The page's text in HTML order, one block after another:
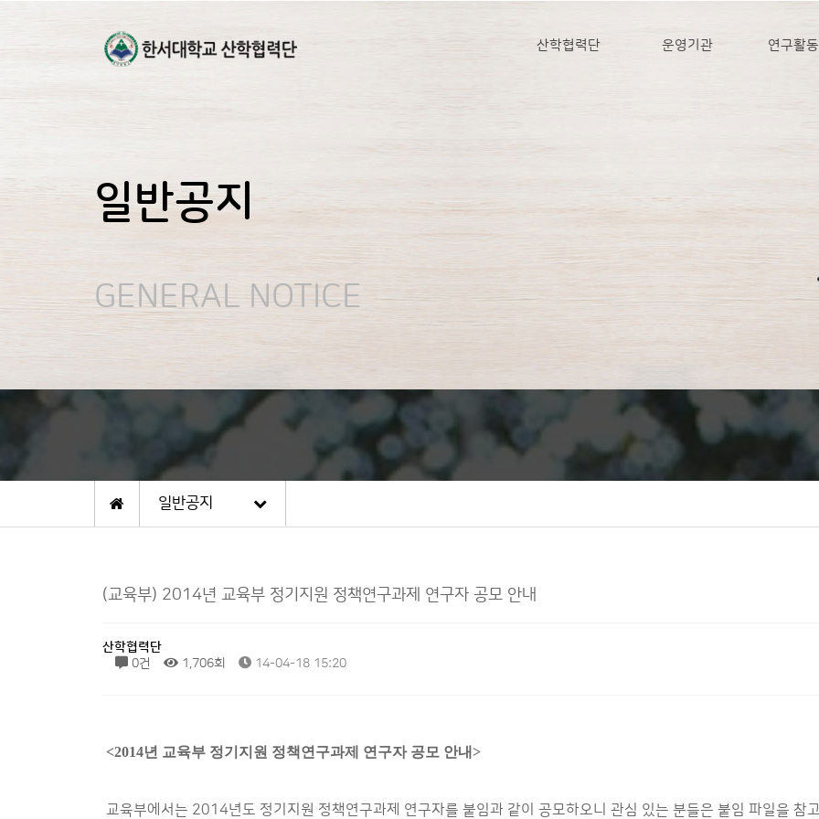
산학협력단 운영기관 연구활
일반공지
GENERAL NOTICE
일반공지
(교육부) 2014년 교육부 정기지원 정책연구과제 연구자 공모 안내
산학협력단
0건
1,706회 14-04-18 15:20
<2014년 교육부 정기지원 정책연구과제 연구자 공모 안내>
교육부에서는 2014년도 정기지원 정책연구과제 연구자를 붙임과 같이 공모하오니 관심 있는 분들은 붙임 파일을 참